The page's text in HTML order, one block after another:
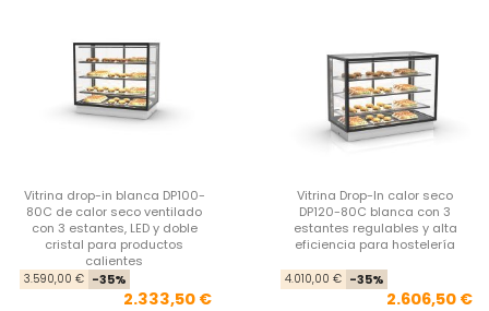
Vitrina drop-in blanca DP100-
80C de calor seco ventilado
con 3 estantes, LED y doble
cristal para productos
calientes
Precio base
3.590,00 € -35%
2.333,50 €
Vitrina Drop-In calor seco
DP120-80C blanca con 3
estantes regulables y alta
eficiencia para hostelería
4.010,00 € -35%
2.606,50 €